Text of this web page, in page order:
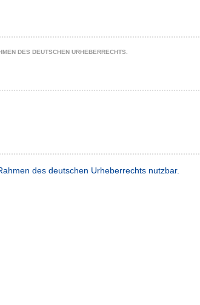
DES DEUTSCHEN URHEBERRECHTS.
des deutschen Urheberrechts nutzbar.